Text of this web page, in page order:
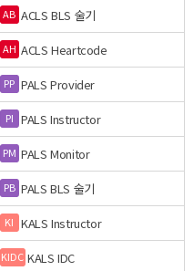
AB ACLS BLS 술기
AH ACLS Heartcode
PP PALS Provider
PI PALS Instructor
PM PALS Monitor
PB PALS BLS 술기
KI KALS Instructor
KIDC KALS IDC